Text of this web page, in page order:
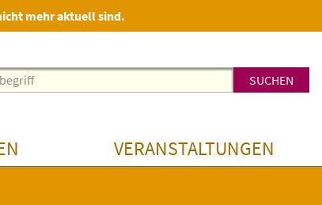
mehr aktuell sind.
VERANSTALTUNGEN